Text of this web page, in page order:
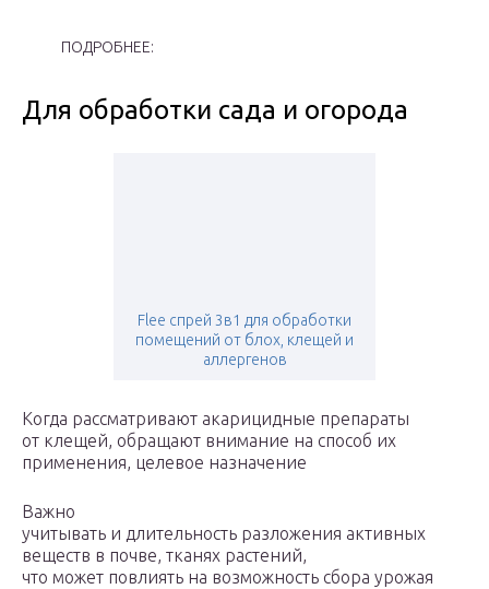
ПОДРОБНЕЕ:
Для обработки сада и огорода
Flee спрей 3в1 для обработки
помещений от блох, клещей и
аллергенов
Когда рассматривают акарицидные препараты
от клещей, обращают внимание на способ их
применения, целевое назначение
Важно
учитывать и длительность разложения активных
веществ в почве, тканях растений,
что может повлиять на возможность сбора урожая